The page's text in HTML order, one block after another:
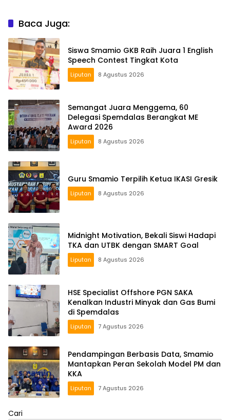
Baca Juga:
Siswa Smamio GKB Raih Juara 1 English
Speech Contest Tingkat Kota
Liputan 8 Agustus 2026
Semangat Juara Menggema, 60
Delegasi Spemdalas Berangkat ME
Award 2026
Liputan 8 Agustus 2026
Guru Smamio Terpilih Ketua IKASI Gresik
Liputan 8 Agustus 2026
Midnight Motivation, Bekali Siswi Hadapi
TKA dan UTBK dengan SMART Goal
Liputan 8 Agustus 2026
HSE Specialist Offshore PGN SAKA
Kenalkan Industri Minyak dan Gas Bumi
di Spemdalas
Liputan 7 Agustus 2026
Pendampingan Berbasis Data, Smamio
Mantapkan Peran Sekolah Model PM dan
KKA
Liputan 7 Agustus 2026
Cari